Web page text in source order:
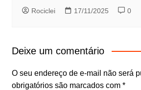
Rociclei 17/11/2025 0
Deixe um comentário
O seu endereço de e-mail não será
obrigatórios são marcados com *